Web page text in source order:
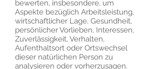
bewerten, insbesondere, um
Aspekte bezüglich Arbeitsleistung,
wirtschaftlicher Lage, Gesundheit,
persönlicher Vorlieben, Interessen,
Zuverlässigkeit, Verhalten,
Aufenthaltsort oder Ortswechsel
dieser natürlichen Person zu
analysieren oder vorherzusagen.